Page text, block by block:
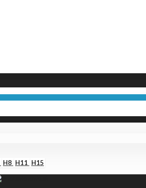
H8 H11 H15